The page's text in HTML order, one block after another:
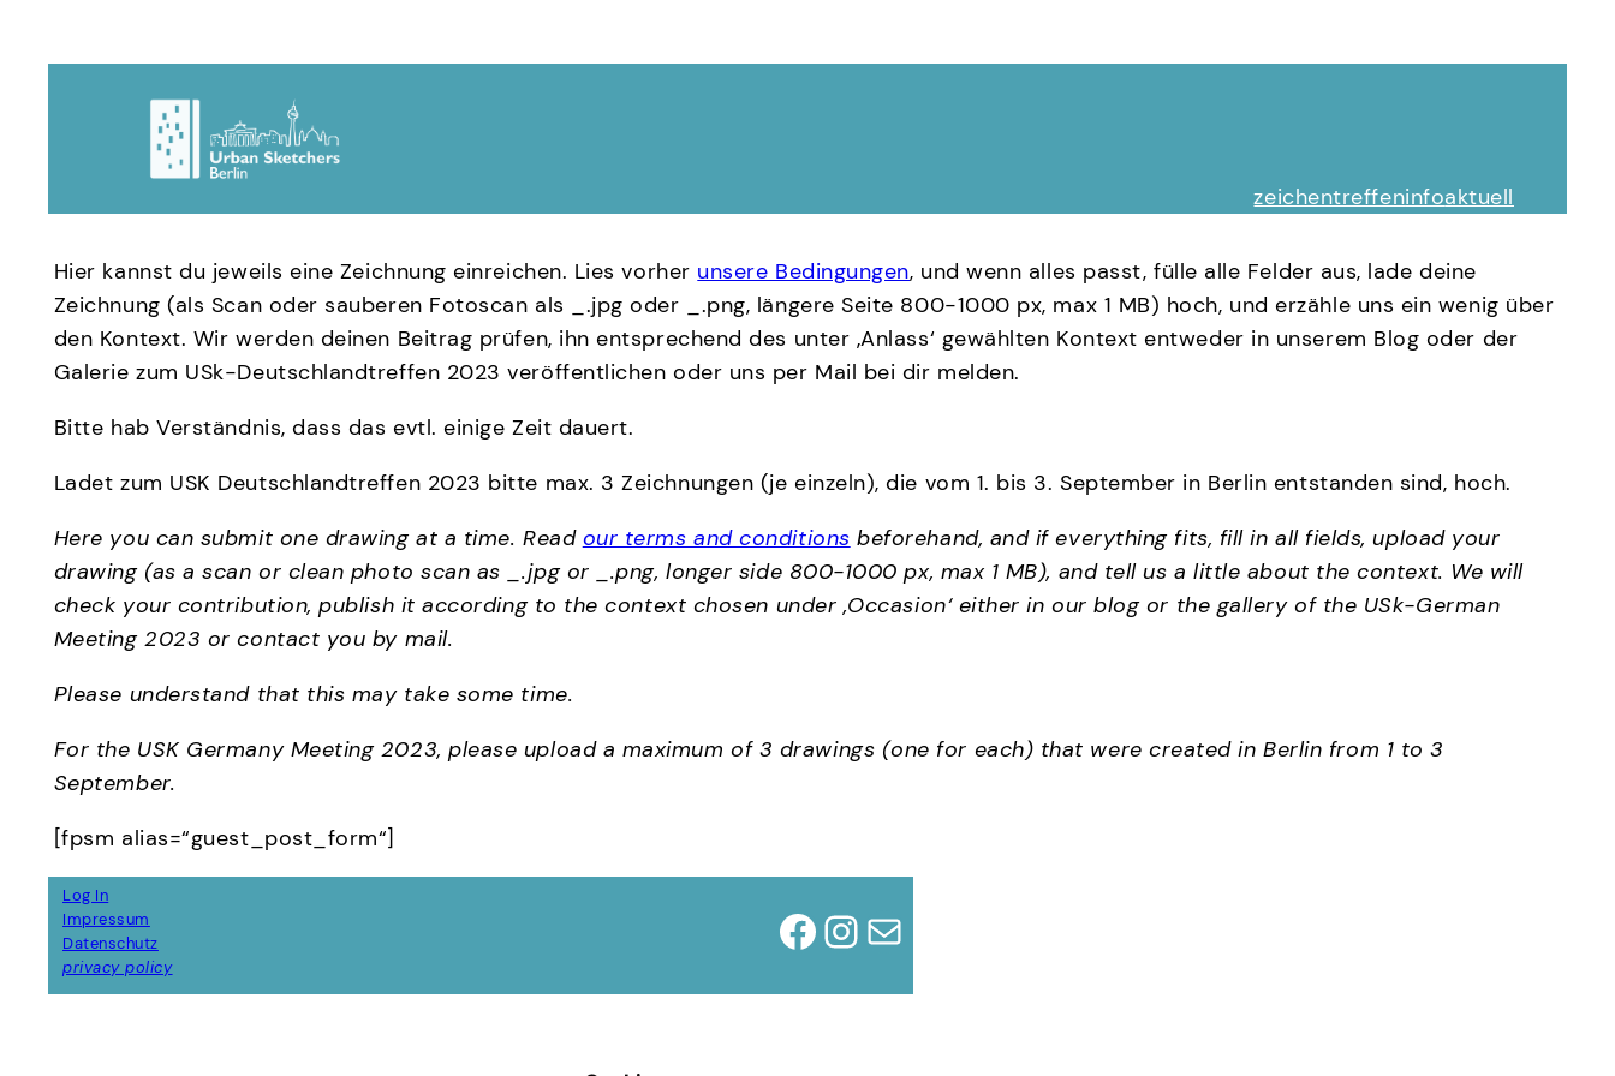
zeichentreffeninfoaktuell
Hier kannst du jeweils eine Zeichnung einreichen. Lies vorher unsere Bedingungen, und wenn alles passt, fülle alle Felder aus, lade deine
Zeichnung (als Scan oder sauberen Fotoscan als _.jpg oder _.png, längere Seite 800-1000 px, max 1 MB) hoch, und erzähle uns ein wenig über
den Kontext. Wir werden deinen Beitrag prüfen, ihn entsprechend des unter ‚Anlass‘ gewählten Kontext entweder in unserem Blog oder der
Galerie zum USk-Deutschlandtreffen 2023 veröffentlichen oder uns per Mail bei dir melden.
Bitte hab Verständnis, dass das evtl. einige Zeit dauert.
Ladet zum USK Deutschlandtreffen 2023 bitte max. 3 Zeichnungen (je einzeln), die vom 1. bis 3. September in Berlin entstanden sind, hoch.
Here you can submit one drawing at a time. Read our terms and conditions beforehand, and if everything fits, fill in all fields, upload your
drawing (as a scan or clean photo scan as _.jpg or _.png, longer side 800-1000 px, max 1 MB), and tell us a little about the context. We will
check your contribution, publish it according to the context chosen under ‚Occasion‘ either in our blog or the gallery of the USk-German
Meeting 2023 or contact you by mail.
Please understand that this may take some time.
For the USK Germany Meeting 2023, please upload a maximum of 3 drawings (one for each) that were created in Berlin from 1 to 3
September.
[fpsm alias=“guest_post_form“]
Log In
Impressum
Datenschutz
privacy policy
Facebook InstagramMail